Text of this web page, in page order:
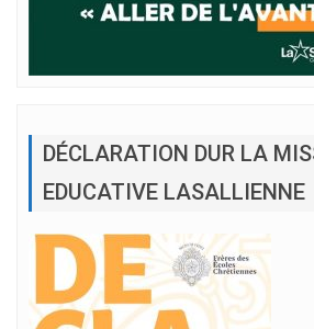
DÉCLARATION DUR LA
EDUCATIVE LASALLIENNE